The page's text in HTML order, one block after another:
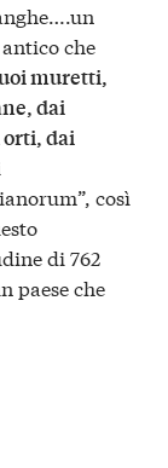
che
muretti,
dai
dai
così
di 762
paese che